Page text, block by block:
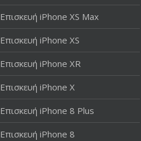
Επισκευή iPhone XS Max
Επισκευή iPhone XS
Επισκευή iPhone XR
Επισκευή iPhone X
Επισκευή iPhone 8 Plus
Επισκευή iPhone 8